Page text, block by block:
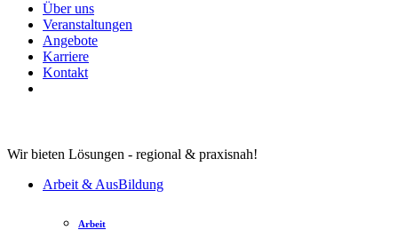
Über uns
Veranstaltungen
Angebote
Karriere
Kontakt
Wir bieten Lösungen - regional & praxisnah!
Arbeit & AusBildung
Arbeit